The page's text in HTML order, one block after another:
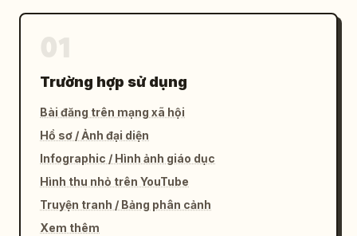
Trường hợp sử dụng
Bài đăng trên mạng xã hội
Hồ sơ / Ảnh đại diện
Infographic / Hình ảnh giáo dục
Hình thu nhỏ trên YouTube
Truyện tranh / Bảng phân cảnh
Xem thêm